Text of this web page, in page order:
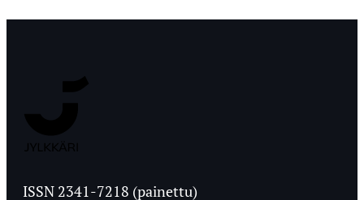
Ylioppilaslehti
ISSN 2341-7218 (painettu)